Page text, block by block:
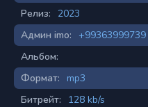
Релиз:
2023
Админ imo:
+99363999739
Альбом:
Формат:
mp3
Битрейт:
128 kb/s